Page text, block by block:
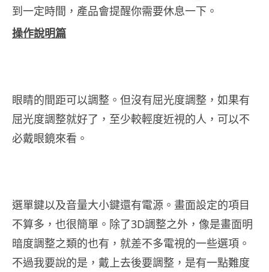
到一定時間，產品會提醒你需要休息一下。
操作說明篇
眼睛的間距可以調整。但沒有屈光度調整，如果有
屈光度調整就好了，至少較輕度近視的人，可以不
必戴眼鏡來看。
選單鍵以及音量大小鍵還有電源。畫面設定的項目
不算多，也很簡單。除了3D調整之外，像是畫面明
暗度調整之類的也有，就差不多電視的一些選項。
不過我要說的是，戴上去後要調整，是有一點難度